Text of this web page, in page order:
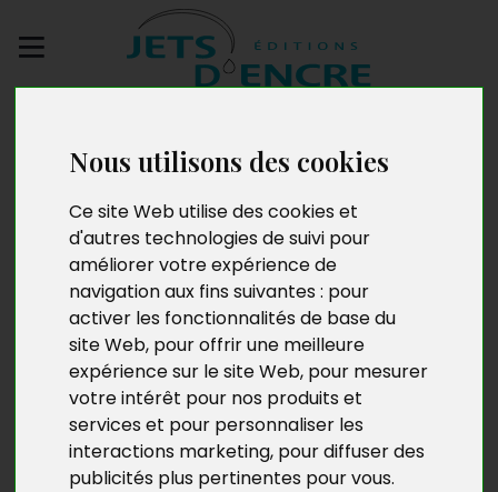
Nous utilisons des cookies
Ce site Web utilise des cookies et
d'autres technologies de suivi pour
améliorer votre expérience de
navigation aux fins suivantes : pour
activer les fonctionnalités de base du
site Web, pour offrir une meilleure
expérience sur le site Web, pour mesurer
votre intérêt pour nos produits et
services et pour personnaliser les
interactions marketing, pour diffuser des
publicités plus pertinentes pour vous.
Les Disparus de
Libreville